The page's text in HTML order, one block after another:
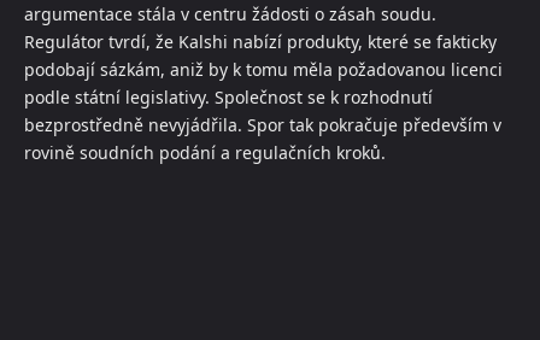
argumentace stála v centru žádosti o zásah soudu.
Regulátor tvrdí, že Kalshi nabízí produkty, které se fakticky
podobají sázkám, aniž by k tomu měla požadovanou licenci
podle státní legislativy. Společnost se k rozhodnutí
bezprostředně nevyjádřila. Spor tak pokračuje především v
rovině soudních podání a regulačních kroků.